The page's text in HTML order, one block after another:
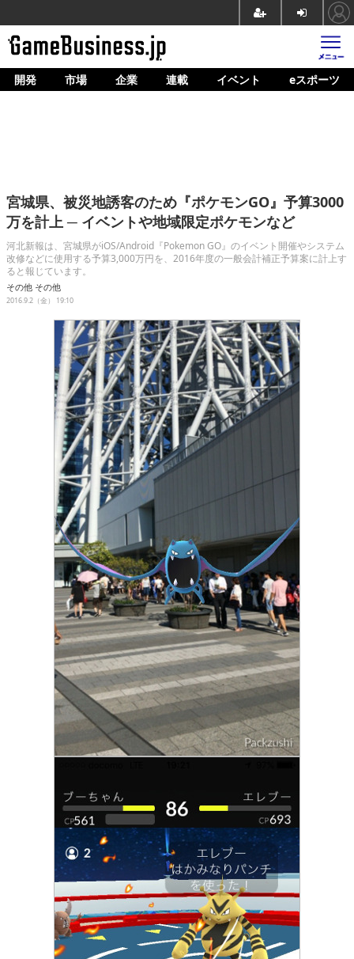
ホーム
企業動向
人材育成
産業政策
連載
イベント/セミナー
eスポーツ
開発 市場 企業 連載 イベント eスポーツ
宮城県、被災地誘客のため『ポケモンGO』予算3000
万を計上 ─ イベントや地域限定ポケモンなど
河北新報は、宮城県がiOS/Android『Pokemon GO』のイベント開催やシステム
改修などに使用する予算3,000万円を、2016年度の一般会計補正予算案に計上す
ると報じています。
その他 その他
2016.9.2（金） 19:10